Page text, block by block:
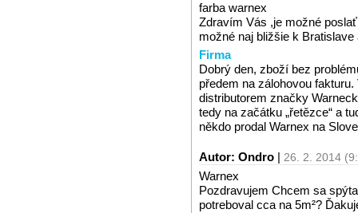
farba warnex
Zdravím Vás ,je možné
možné naj bližšie k
Firma
Dobrý den, zboží bez
předem na zálohovou
distributorem značky
tedy na začátku „řetězce“ a
někdo prodal Warnex na
Autor: Ondro | 26. 2. 2014
Warnex
Pozdravujem Chcem sa
potreboval cca na 5m²?